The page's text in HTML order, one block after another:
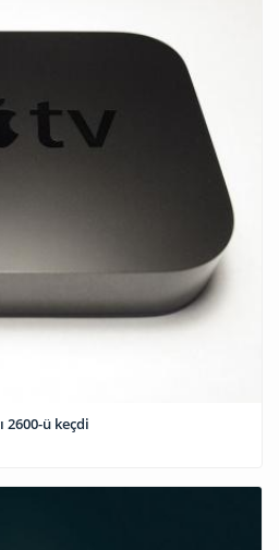
Apple TV-də tətbiqlərin sayı 2600-ü keçdi